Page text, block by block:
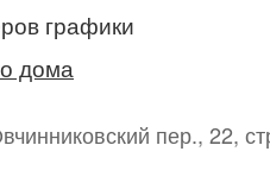
графики
дома
пер., 22,